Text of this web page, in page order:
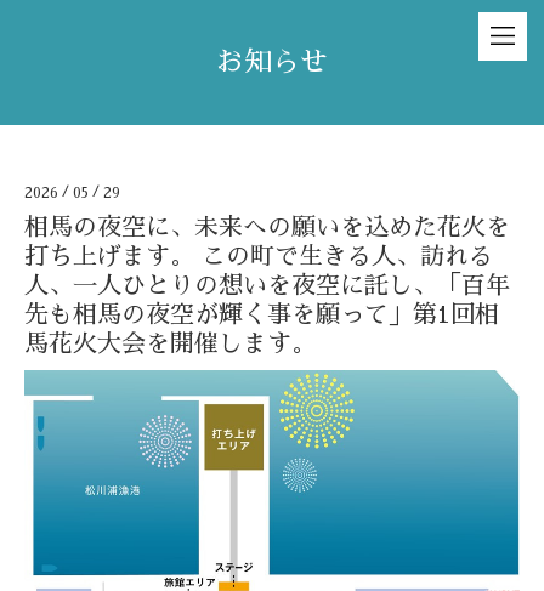
お知らせ
2026 / 05 / 29
相馬の夜空に、未来への願いを込めた花火を
打ち上げます。 この町で生きる人、訪れる
人、一人ひとりの想いを夜空に託し、「百年
先も相馬の夜空が輝く事を願って」第1回相
馬花火大会を開催します。